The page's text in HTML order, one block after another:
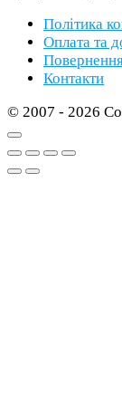
Політика
Оплата та
Контакти
© 2007 - 2026